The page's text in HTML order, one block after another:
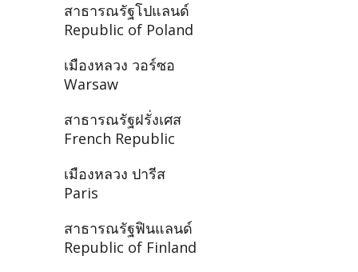
สาธารณรัฐโปแลนด์
Republic of Poland
เมืองหลวง วอร์ซอ
Warsaw
สาธารณรัฐฝรั่งเศส
French Republic
เมืองหลวง ปารีส
Paris
สาธารณรัฐฟินแลนด์
Republic of Finland